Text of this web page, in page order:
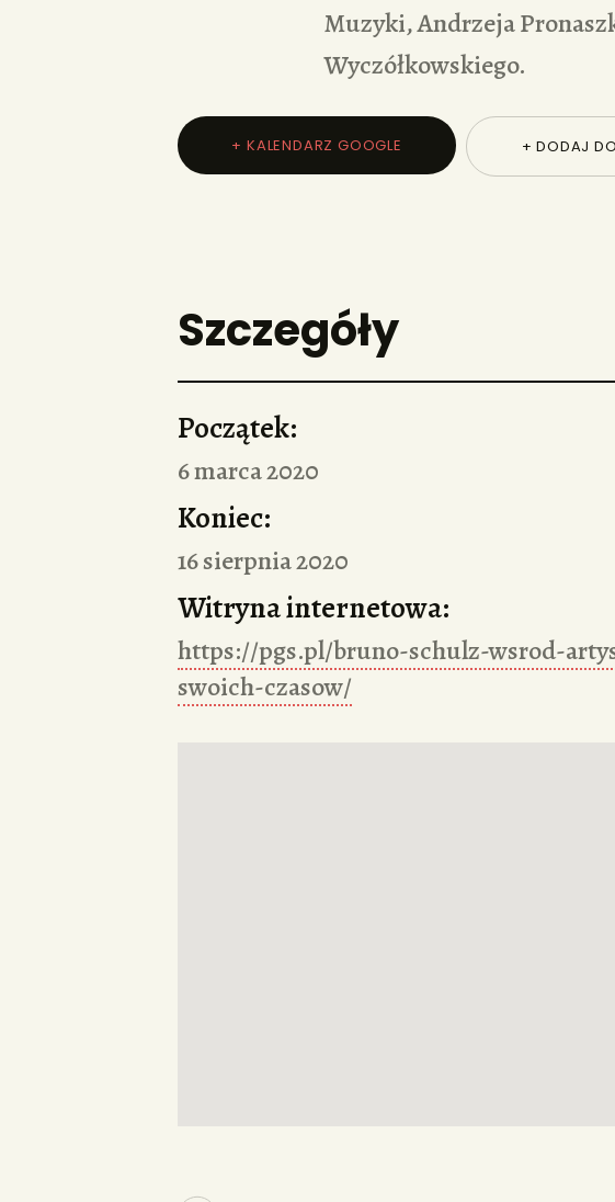
Muzyki, Andrzeja
Wyczółkowskiego.
+ KALENDARZ GOOGLE + DODAJ
Szczegóły
Początek:
6 marca 2020
Koniec:
16 sierpnia 2020
Witryna internetowa:
https://pgs.pl/bruno-schulz-wsrod-
swoich-czasow/